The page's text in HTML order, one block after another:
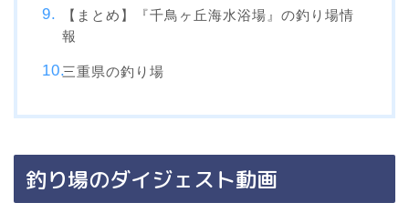
【まとめ】『千鳥ヶ丘海水浴場』の釣り場情
報
三重県の釣り場
釣り場のダイジェスト動画